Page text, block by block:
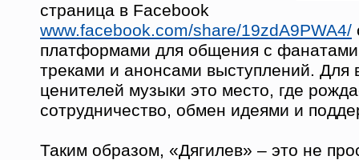
страница в Facebook
www.facebook.com/share/19zdA9PWA4/
платформами для общения с
треками и анонсами выступлений. Для
ценителей музыки это место, где
сотрудничество, обмен идеями и
Таким образом, «Дягилев» – это не